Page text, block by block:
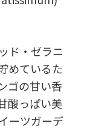
ド・ゼラニ
めているた
ゴの甘い香
酸っぱい美
ーツガーデ